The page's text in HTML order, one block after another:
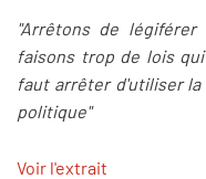
"Arrêtons de
faisons trop de lois
faut arrêter d'utiliser
politique"
Voir l'extrait